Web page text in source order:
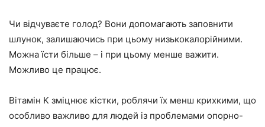
Чи відчуваєте голод? Вони допомагають заповнити
шлунок, залишаючись при цьому низькокалорійними.
Можна їсти більше – і при цьому менше важити.
Можливо це працює.
Вітамін K зміцнює кістки, роблячи їх менш крихкими, що
особливо важливо для людей із проблемами опорно-